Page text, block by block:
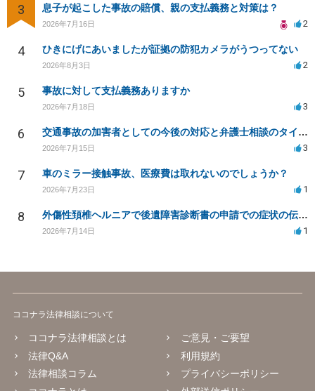
3 息子が起こした事故の賠償、親の支払義務と対策は？
2026年7月16日 2
4 ひきにげにあいましたが証拠の防犯カメラがうつってない
2026年8月3日 2
5 事故に対して支払義務ありますか
2026年7月18日 3
6 交通事故の加害者としての今後の対応と弁護士相談のタイミングは？
2026年7月15日 3
7 車のミラー接触事故、医療費は取れないのでしょうか？
2026年7月23日 1
8 外傷性頚椎ヘルニアで後遺障害診断書の申請での症状の伝え方等
2026年7月14日 1
ココナラ法律相談について
ココナラ法律相談とは
法律Q&A
法律相談コラム
ご意見・ご要望
利用規約
プライバシーポリシー